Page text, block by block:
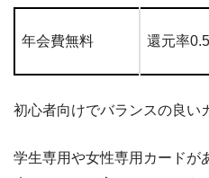
年会費無料 還元率
初心者向けでバランスの良い
学生専用や女性専用カードが